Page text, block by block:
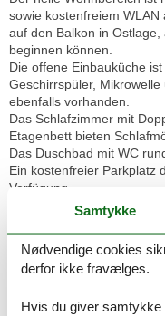
sowie kostenfreiem
auf den Balkon in
beginnen können.
Die offene Einbauküche
Geschirrspüler,
ebenfalls vorhanden.
Das Schlafzimmer mit
Etagenbett bieten
Das Duschbad mit WC
Ein kostenfreier Parkplatz
Verfügung.
Ausstattung auf einen Blick
3-Zimmer-Ferienwohnung
Balkon in Ostlage
WLAN kostenfrei
Schlafzimmer mit
Samtykke
Nødvendige cookies
derfor ikke fravælges.
Hvis du giver